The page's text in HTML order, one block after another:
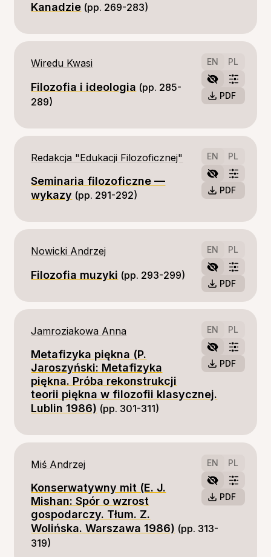
Kanadzie (pp. 269-283)
EN PL
PDF
Wiredu Kwasi
Filozofia i ideologia (pp. 285-
289)
EN PL
PDF
Redakcja "Edukacji Filozoficznej"
Seminaria filozoficzne —
wykazy (pp. 291-292)
EN PL
PDF
Nowicki Andrzej
Filozofia muzyki (pp. 293-299)
EN PL
PDF
Jamroziakowa Anna
Metafizyka piękna (P.
Jaroszyński: Metafizyka
piękna. Próba rekonstrukcji
teorii piękna w filozofii klasycznej.
Lublin 1986) (pp. 301-311)
EN PL
PDF
Miś Andrzej
Konserwatywny mit (E. J.
Mishan: Spór o wzrost
gospodarczy. Tłum. Z.
Wolińska. Warszawa 1986) (pp. 313-
319)